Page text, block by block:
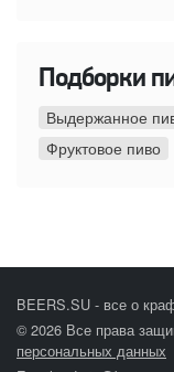
Подборки
Выдержанное
Фруктовое пиво
BEERS.SU - все о
© 2026 Все права
персональных данных